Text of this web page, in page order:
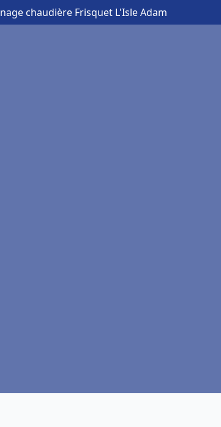
chaudière Frisquet L'Isle Adam